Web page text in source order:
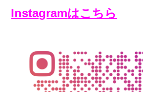
Instagramはこちら